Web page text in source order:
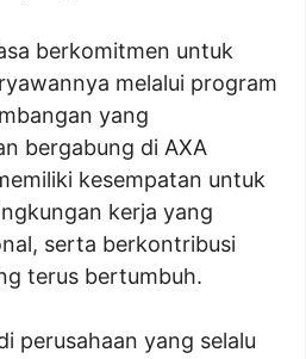
berkomitmen untuk
melalui program
yang
bergabung di AXA
kesempatan untuk
kerja yang
serta berkontribusi
terus bertumbuh.
perusahaan yang selalu